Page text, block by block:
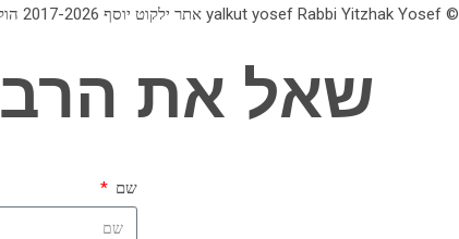
© yalkut yosef Rabbi Yitzhak Yosef אתר ילקוט יוסף 2017-2026 הוקם בשנת תשע"ז - באתר הלכה יומית • עלון עין יצחק • גלריה • ספרי מרן הראש"ל • השיעור השבועי 077-2249906
שאל את הרב
שם